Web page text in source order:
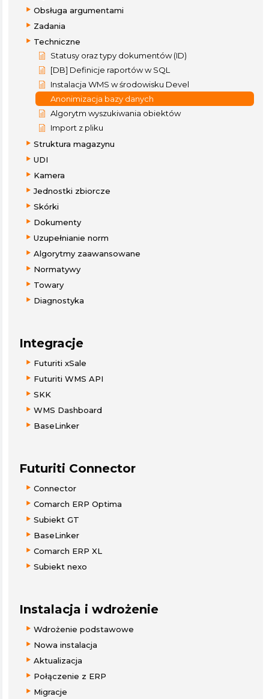
Obsługa argumentami
Zadania
Techniczne
Statusy oraz typy dokumentów (ID)
[DB] Definicje raportów w SQL
Instalacja WMS w środowisku Devel
Anonimizacja bazy danych
Algorytm wyszukiwania obiektów
Import z pliku
Struktura magazynu
UDI
Kamera
Jednostki zbiorcze
Skórki
Dokumenty
Uzupełnianie norm
Algorytmy zaawansowane
Normatywy
Towary
Diagnostyka
Integracje
Futuriti xSale
Futuriti WMS API
SKK
WMS Dashboard
BaseLinker
Futuriti Connector
Connector
Comarch ERP Optima
Subiekt GT
BaseLinker
Comarch ERP XL
Subiekt nexo
Instalacja i wdrożenie
Wdrożenie podstawowe
Nowa instalacja
Aktualizacja
Połączenie z ERP
Migracje